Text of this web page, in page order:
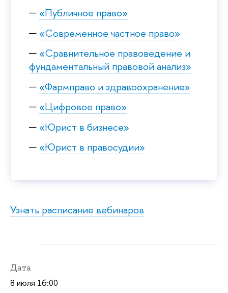
«Публичное право»
«Современное частное право»
«Сравнительное правоведение и
фундаментальный правовой анализ»
«Фармправо и здравоохранение»
«Цифровое право»
«Юрист в бизнесе»
«Юрист в правосудии»
Узнать расписание вебинаров
Дата
8 июля 16:00